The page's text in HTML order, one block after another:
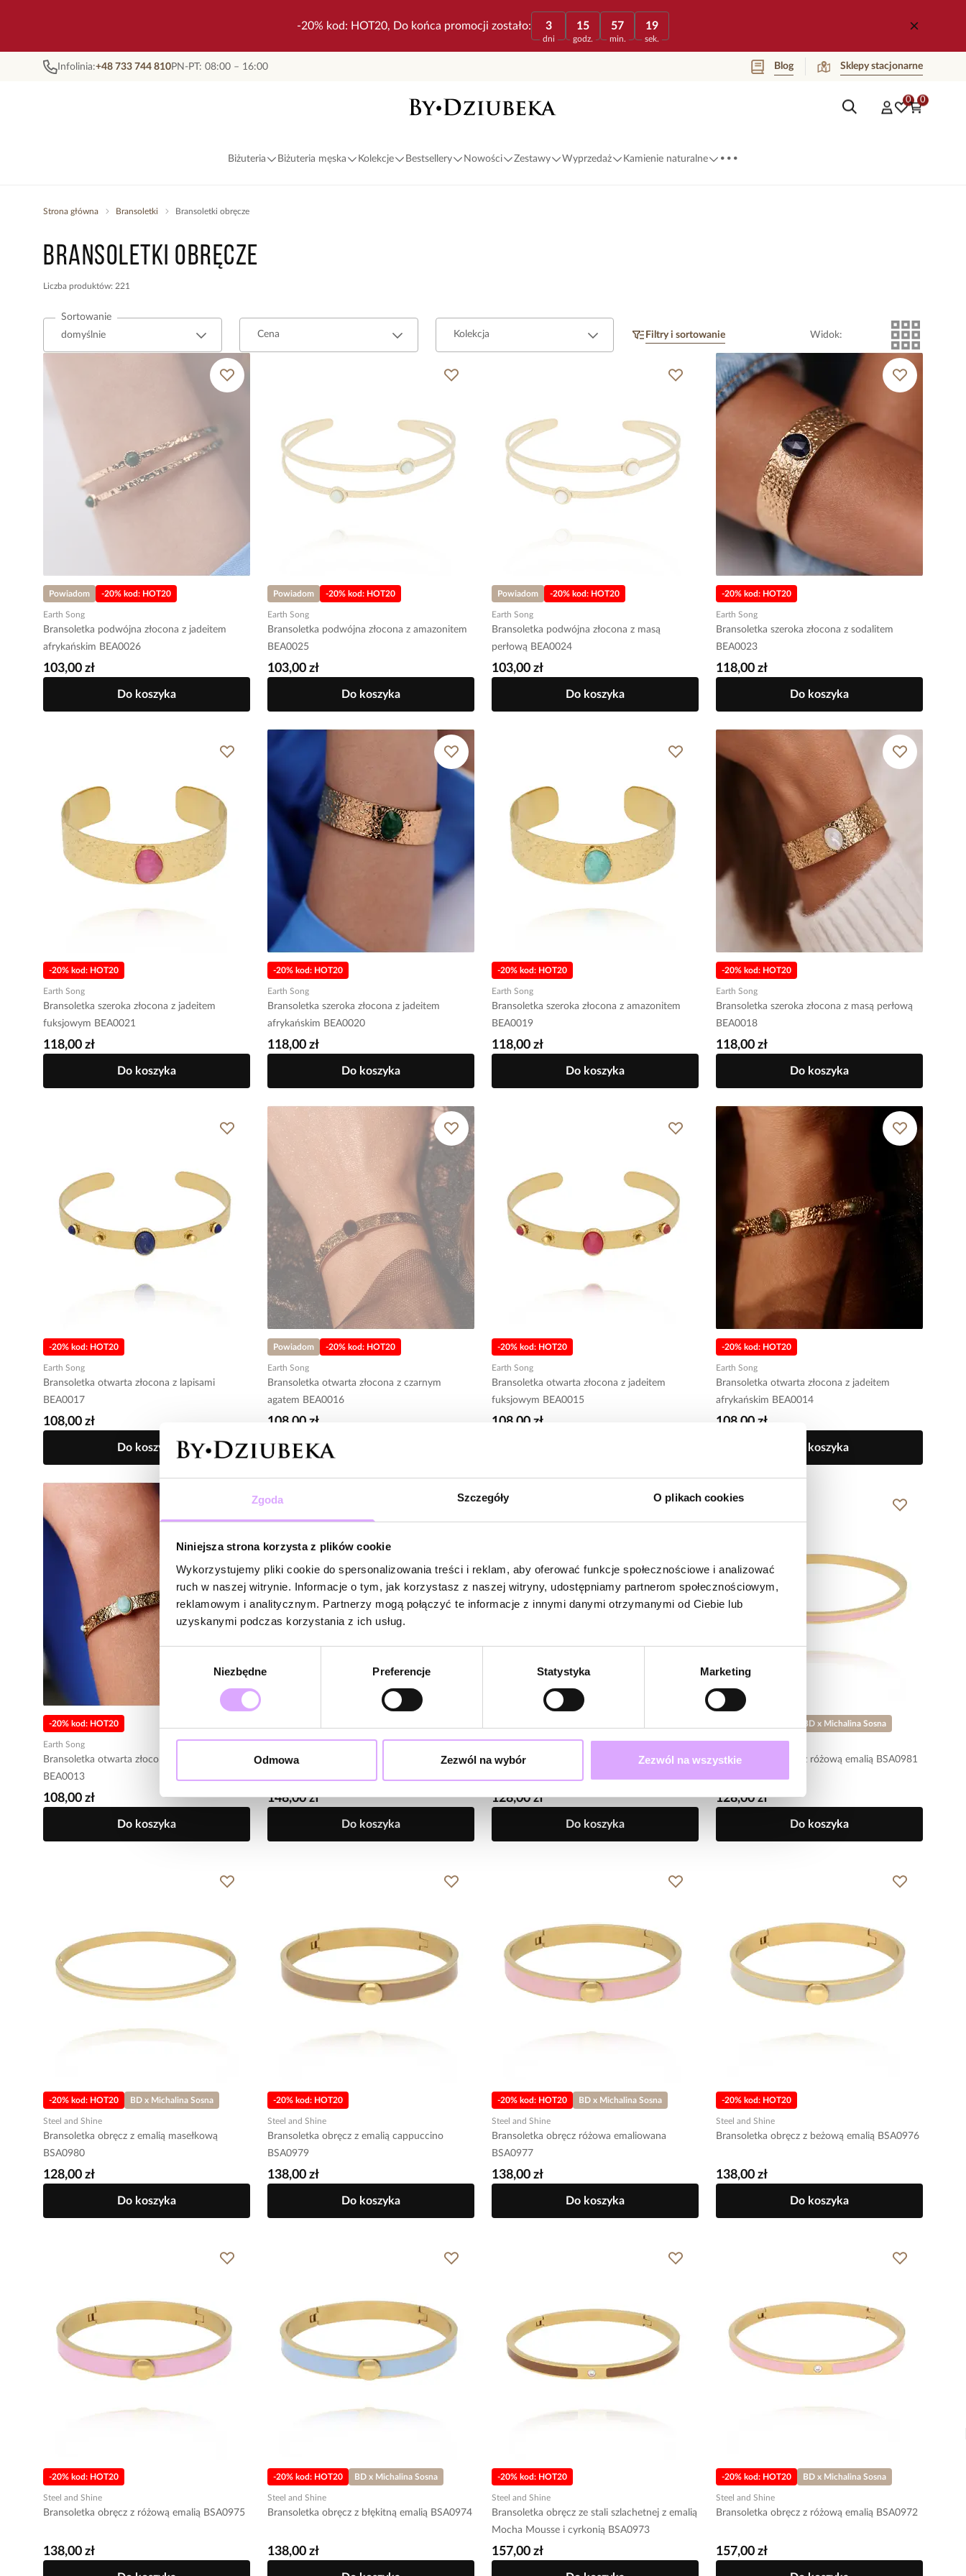
Zgoda Szczegóły O plikach cookies
Niniejsza strona korzysta z plików cookie
Wykorzystujemy pliki cookie do spersonalizowania treści i reklam, aby oferować funkcje społecznościowe i analizować
ruch w naszej witrynie. Informacje o tym, jak korzystasz z naszej witryny, udostępniamy partnerom społecznościowym,
reklamowym i analitycznym. Partnerzy mogą połączyć te informacje z innymi danymi otrzymanymi od Ciebie lub
uzyskanymi podczas korzystania z ich usług.
zgody
Niezbędne Preferencje Statystyka Marketing
Odmowa Zezwól na wybór Zezwól na wszystkie
-20% kod: HOT20, Do końca promocji zostało: 3
dni
15
godz.
57
min.
19
sek.
Infolinia:+48 733 744 810PN-PT: 08:00 – 16:00 Blog Sklepy stacjonarne
0 0
Biżuteria Biżuteria męska Kolekcje Bestsellery Nowości Zestawy Wyprzedaż Kamienie naturalne ...
Strona główna Bransoletki Bransoletki obręcze
Bransoletki obręcze
Liczba produktów: 221
Sortowanie
Cena
Kolekcja Filtry i sortowanie Widok:
Powiadom -20% kod: HOT20
Earth Song
Bransoletka podwójna złocona z jadeitem
afrykańskim BEA0026
103,00 zł
Do koszyka
Powiadom -20% kod: HOT20
Earth Song
Bransoletka podwójna złocona z amazonitem
BEA0025
103,00 zł
Do koszyka
Powiadom -20% kod: HOT20
Earth Song
Bransoletka podwójna złocona z masą
perłową BEA0024
103,00 zł
Do koszyka
-20% kod: HOT20
Earth Song
Bransoletka szeroka złocona z sodalitem
BEA0023
118,00 zł
Do koszyka
-20% kod: HOT20
Earth Song
Bransoletka szeroka złocona z jadeitem
fuksjowym BEA0021
118,00 zł
Do koszyka
-20% kod: HOT20
Earth Song
Bransoletka szeroka złocona z jadeitem
afrykańskim BEA0020
118,00 zł
Do koszyka
-20% kod: HOT20
Earth Song
Bransoletka szeroka złocona z amazonitem
BEA0019
118,00 zł
Do koszyka
-20% kod: HOT20
Earth Song
Bransoletka szeroka złocona z masą perłową
BEA0018
118,00 zł
Do koszyka
-20% kod: HOT20
Earth Song
Bransoletka otwarta złocona z lapisami
BEA0017
108,00 zł
Do koszyka
Powiadom -20% kod: HOT20
Earth Song
Bransoletka otwarta złocona z czarnym
agatem BEA0016
108,00 zł
-20% kod: HOT20
Earth Song
Bransoletka otwarta złocona z jadeitem
fuksjowym BEA0015
108,00 zł
-20% kod: HOT20
Earth Song
Bransoletka otwarta złocona z jadeitem
afrykańskim BEA0014
108,00 zł
Do koszyka
-20% kod: HOT20
Earth Song
Bransoletka otwarta złocona z amazonitem
BEA0013
108,00 zł
Do koszyka
Bransoletka obręcz dwukolorowa – srebro i
148,00 zł
Do koszyka
Bransoletka obręcz z emalią cappuccino
128,00 zł
Do koszyka
BD x Michalina Sosna
Bransoletka obręcz z różową emalią BSA0981
128,00 zł
Do koszyka
-20% kod: HOT20 BD x Michalina Sosna
Steel and Shine
Bransoletka obręcz z emalią masełkową
BSA0980
128,00 zł
Do koszyka
-20% kod: HOT20
Steel and Shine
Bransoletka obręcz z emalią cappuccino
BSA0979
138,00 zł
Do koszyka
-20% kod: HOT20 BD x Michalina Sosna
Steel and Shine
Bransoletka obręcz różowa emaliowana
BSA0977
138,00 zł
Do koszyka
-20% kod: HOT20
Steel and Shine
Bransoletka obręcz z beżową emalią BSA0976
138,00 zł
Do koszyka
-20% kod: HOT20
Steel and Shine
Bransoletka obręcz z różową emalią BSA0975
138,00 zł
-20% kod: HOT20 BD x Michalina Sosna
Steel and Shine
Bransoletka obręcz z błękitną emalią BSA0974
138,00 zł
-20% kod: HOT20
Steel and Shine
Bransoletka obręcz ze stali szlachetnej z emalią
Mocha Mousse i cyrkonią BSA0973
157,00 zł
-20% kod: HOT20 BD x Michalina Sosna
Steel and Shine
Bransoletka obręcz z różową emalią BSA0972
157,00 zł